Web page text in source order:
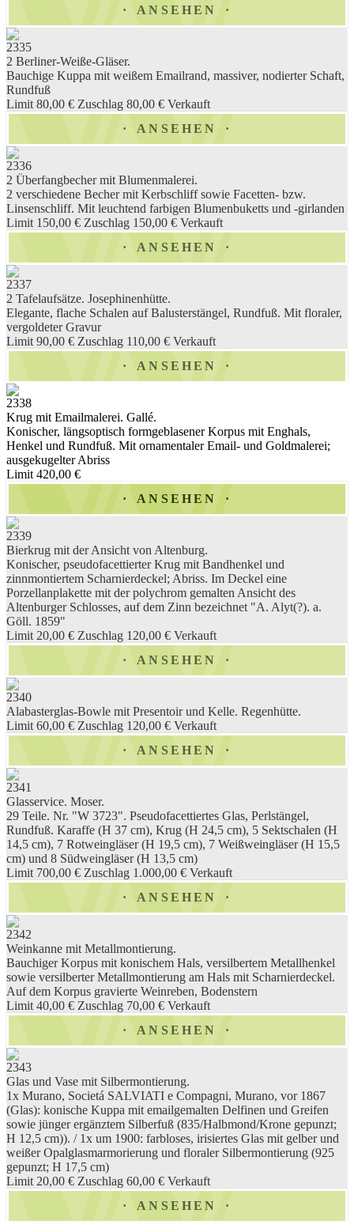
ANSEHEN
2335
2 Berliner-Weiße-Gläser.
Bauchige Kuppa mit weißem Emailrand, massiver, nodierter Schaft,
Rundfuß
Limit 80,00 € Zuschlag 80,00 € Verkauft
ANSEHEN
2336
2 Überfangbecher mit Blumenmalerei.
2 verschiedene Becher mit Kerbschliff sowie Facetten- bzw.
Linsenschliff. Mit leuchtend farbigen Blumenbuketts und -girlanden
Limit 150,00 € Zuschlag 150,00 € Verkauft
ANSEHEN
2337
2 Tafelaufsätze. Josephinenhütte.
Elegante, flache Schalen auf Balusterstängel, Rundfuß. Mit floraler,
vergoldeter Gravur
Limit 90,00 € Zuschlag 110,00 € Verkauft
ANSEHEN
2338
Krug mit Emailmalerei. Gallé.
Konischer, längsoptisch formgeblasener Korpus mit Enghals,
Henkel und Rundfuß. Mit ornamentaler Email- und Goldmalerei;
ausgekugelter Abriss
Limit 420,00 €
ANSEHEN
2339
Bierkrug mit der Ansicht von Altenburg.
Konischer, pseudofacettierter Krug mit Bandhenkel und
zinnmontiertem Scharnierdeckel; Abriss. Im Deckel eine
Porzellanplakette mit der polychrom gemalten Ansicht des
Altenburger Schlosses, auf dem Zinn bezeichnet "A. Alyt(?). a.
Göll. 1859"
Limit 20,00 € Zuschlag 120,00 € Verkauft
ANSEHEN
2340
Alabasterglas-Bowle mit Presentoir und Kelle. Regenhütte.
Limit 60,00 € Zuschlag 120,00 € Verkauft
ANSEHEN
2341
Glasservice. Moser.
29 Teile. Nr. "W 3723". Pseudofacettiertes Glas, Perlstängel,
Rundfuß. Karaffe (H 37 cm), Krug (H 24,5 cm), 5 Sektschalen (H
14,5 cm), 7 Rotweingläser (H 19,5 cm), 7 Weißweingläser (H 15,5
cm) und 8 Südweingläser (H 13,5 cm)
Limit 700,00 € Zuschlag 1.000,00 € Verkauft
ANSEHEN
2342
Weinkanne mit Metallmontierung.
Bauchiger Korpus mit konischem Hals, versilbertem Metallhenkel
sowie versilberter Metallmontierung am Hals mit Scharnierdeckel.
Auf dem Korpus gravierte Weinreben, Bodenstern
Limit 40,00 € Zuschlag 70,00 € Verkauft
ANSEHEN
2343
Glas und Vase mit Silbermontierung.
1x Murano, Societá SALVIATI e Compagni, Murano, vor 1867
(Glas): konische Kuppa mit emailgemalten Delfinen und Greifen
sowie jünger ergänztem Silberfuß (835/Halbmond/Krone gepunzt;
H 12,5 cm)). / 1x um 1900: farbloses, irisiertes Glas mit gelber und
weißer Opalglasmarmorierung und floraler Silbermontierung (925
gepunzt; H 17,5 cm)
Limit 20,00 € Zuschlag 60,00 € Verkauft
ANSEHEN